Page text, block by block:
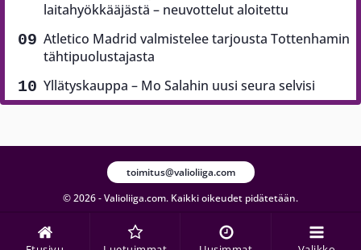
laitahyökkääjästä – neuvottelut aloitettu
Atletico Madrid valmistelee tarjousta Tottenhamin
tähtipuolustajasta
Yllätyskauppa – Mo Salahin uusi seura selvisi
© 2026 - Valioliiga.com. Kaikki oikeudet pidätetään.
toimitus@valioliiga.com